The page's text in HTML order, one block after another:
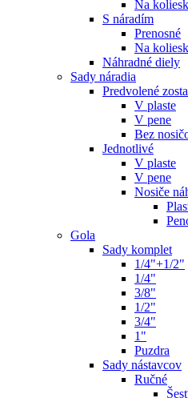
Na
S náradím
Prenosné
Na
Náhradné diely
Sady náradia
Predvolené
V plaste
V pene
Bez
Jednotlivé
V plaste
V pene
Nosiče
Gola
Sady komplet
1/4"+1/2"
1/4"
3/8"
1/2"
3/4"
1"
Puzdra
Sady nástavcov
Ručné